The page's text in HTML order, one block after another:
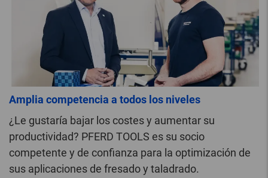
Amplia competencia a todos los niveles
¿Le gustaría bajar los costes y aumentar su
productividad? PFERD TOOLS es su socio
competente y de confianza para la optimización de
sus aplicaciones de fresado y taladrado.